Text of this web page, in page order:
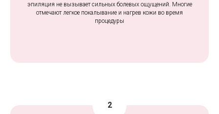
эпиляция не вызывает сильных болевых ощущений. Многие
отмечают легкое покалывание и нагрев кожи во время
процедуры